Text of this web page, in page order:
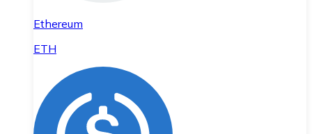
Ethereum
ETH